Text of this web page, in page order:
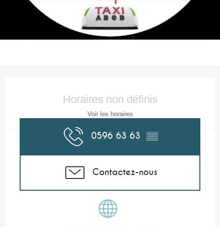
Horaires non définis
Voir les horaires
0596 63 63 ▒▒
Contactez-nous